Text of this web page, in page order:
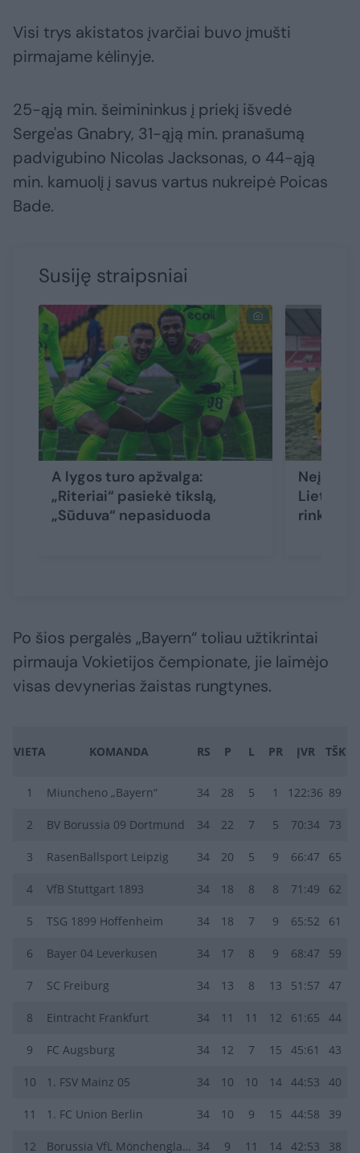
Visi trys akistatos įvarčiai buvo įmušti
pirmajame kėlinyje.
25-ąją min. šeimininkus į priekį išvedė
Serge'as Gnabry, 31-ąją min. pranašumą
padvigubino Nicolas Jacksonas, o 44-ąją
min. kamuolį į savus vartus nukreipė Poicas
Bade.
Susiję straipsniai
A lygos turo apžvalga:
„Riteriai“ pasiekė tikslą,
„Sūduva“ nepasiduoda
rinktinė
Po šios pergalės „Bayern“ toliau užtikrintai
pirmauja Vokietijos čempionate, jie laimėjo
visas devynerias žaistas rungtynes.
VIETA KOMANDA RS P L PR ĮVR TŠK
1 Miuncheno „Bayern“ 34 28 5 1 122:36 89
2 BV Borussia 09 Dortmund 34 22 7 5 70:34 73
3 RasenBallsport Leipzig 34 20 5 9 66:47 65
4 VfB Stuttgart 1893 34 18 8 8 71:49 62
5 TSG 1899 Hoffenheim 34 18 7 9 65:52 61
6 Bayer 04 Leverkusen 34 17 8 9 68:47 59
7 SC Freiburg 34 13 8 13 51:57 47
8 Eintracht Frankfurt 34 11 11 12 61:65 44
9 FC Augsburg 34 12 7 15 45:61 43
10 1. FSV Mainz 05 34 10 10 14 44:53 40
11 1. FC Union Berlin 34 10 9 15 44:58 39
12 Borussia VfL Mönchengladbach 34 9 11 14 42:53 38